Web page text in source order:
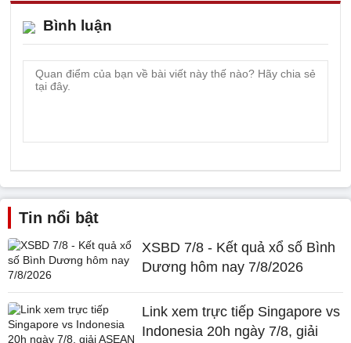
Bình luận
Tin nổi bật
XSBD 7/8 - Kết quả xổ số Bình
Dương hôm nay 7/8/2026
Link xem trực tiếp Singapore vs
Indonesia 20h ngày 7/8, giải